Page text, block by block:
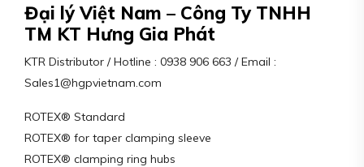
Đại lý Việt Nam – Công Ty TNHH
TM KT Hưng Gia Phát
KTR Distributor / Hotline : 0938 906 663 / Email :
Sales1@hgpvietnam.com
ROTEX® Standard
ROTEX® for taper clamping sleeve
ROTEX® clamping ring hubs